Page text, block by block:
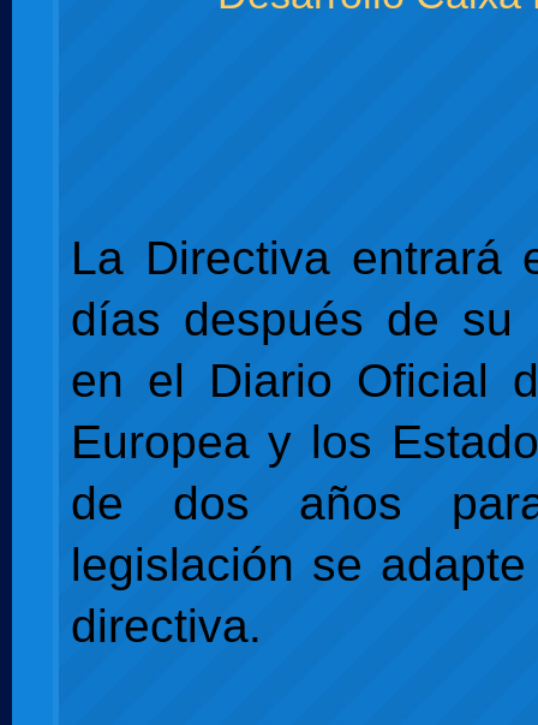
La Directiva entrará
días después de su
en el Diario Oficial
Europea y los
de dos años
legislación se
directiva.